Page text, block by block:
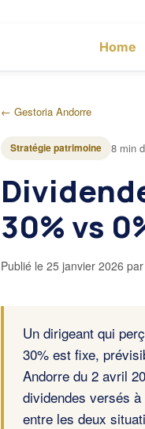
Home
← Gestoria Andorre
Stratégie patrimoine 8 min
30% vs
Publié le 25 janvier 2026 par
Un dirigeant qui
30% est fixe,
Andorre du 2 avril
dividendes versés
entre les deux